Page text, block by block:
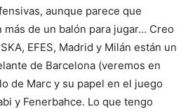
aunque parece que
más de un balón para jugar… Creo
EFES, Madrid y Milán están un
de Barcelona (veremos en
de Marc y su papel en el juego
y Fenerbahce. Lo que tengo